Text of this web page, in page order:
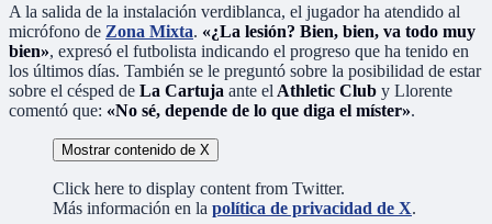
A la salida de la instalación verdiblanca, el jugador ha atendido al
micrófono de Zona Mixta. «¿La lesión? Bien, bien, va todo muy
bien», expresó el futbolista indicando el progreso que ha tenido en
los últimos días. También se le preguntó sobre la posibilidad de estar
sobre el césped de La Cartuja ante el Athletic Club y Llorente
comentó que: «No sé, depende de lo que diga el míster».
Mostrar contenido de X
Click here to display content from Twitter.
Más información en la política de privacidad de X.